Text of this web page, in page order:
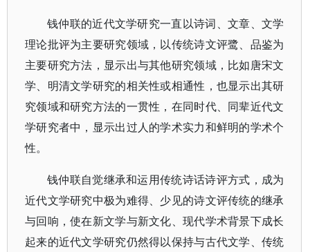
钱仲联的近代文学研究一直以诗词、文章、文学
理论批评为主要研究领域，以传统诗文评鹭、品鉴为
主要研究方法，显示出与其他研究领域，比如唐宋文
学、明清文学研究的相关性或相通性，也显示出其研
究领域和研究方法的一贯性，在同时代、同辈近代文
学研究者中，显示出过人的学术实力和鲜明的学术个
性。
钱仲联自觉继承和运用传统诗话诗评方式，成为
近代文学研究中极为难得、少见的诗文评传统的继承
与回响，使在新文学与新文化、现代学术背景下成长
起来的近代文学研究仍然得以保持与古代文学、传统